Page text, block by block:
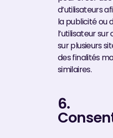
d’utilisateurs
la publicité ou
l’utilisateur
sur plusieurs
des finalités
similaires.
6.